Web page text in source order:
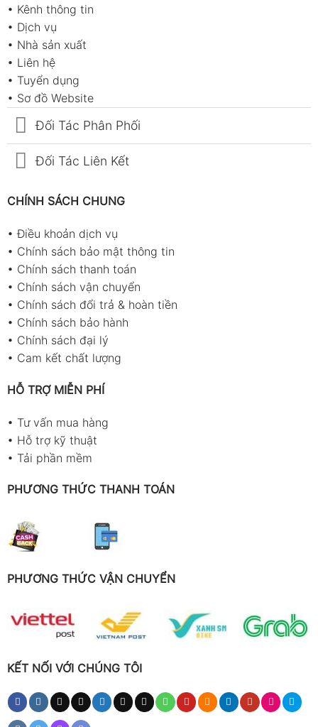
• Kênh thông tin
• Dịch vụ
• Nhà sản xuất
• Liên hệ
• Tuyển dụng
• Sơ đồ Website
Đối Tác Phân Phối
Đối Tác Liên Kết
CHÍNH SÁCH CHUNG
•Điều khoản dịch vụ
• Chính sách bảo mật thông tin
• Chính sách thanh toán
• Chính sách vận chuyển
• Chính sách đổi trả & hoàn tiền
• Chính sách bảo hành
• Chính sách đại lý
• Cam kết chất lượng
HỖ TRỢ MIỄN PHÍ
• Tư vấn mua hàng
• Hỗ trợ kỹ thuật
• Tải phần mềm
PHƯƠNG THỨC THANH TOÁN
PHƯƠNG THỨC VẬN CHUYỂN
KẾT NỐI VỚI CHÚNG TÔI